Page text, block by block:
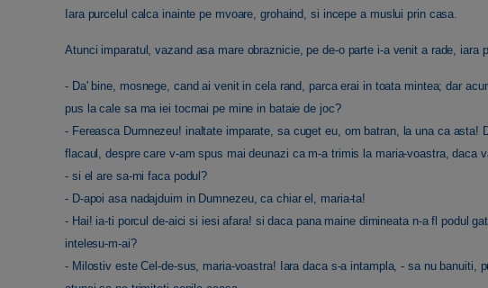
Iara purcelul calca inainte pe mvoare, grohaind, si incepe a muslui prin casa.
Atunci imparatul, vazand asa mare obraznicie, pe de-o parte i-a venit a rade, iara
- Da' bine, mosnege, cand ai venit in cela rand, parca erai in toata mintea; dar
pus la cale sa ma iei tocmai pe mine in bataie de joc?
- Fereasca Dumnezeu! inaltate imparate, sa cuget eu, om batran, la una ca asta!
flacaul, despre care v-am spus mai deunazi ca m-a trimis la maria-voastra, daca
- si el are sa-mi faca podul?
- D-apoi asa nadajduim in Dumnezeu, ca chiar el, maria-ta!
- Hai! ia-ti porcul de-aici si iesi afara! si daca pana maine dimineata n-a fl podul
intelesu-m-ai?
- Milostiv este Cel-de-sus, maria-voastra! Iara daca s-a intampla, - sa nu banuiti,